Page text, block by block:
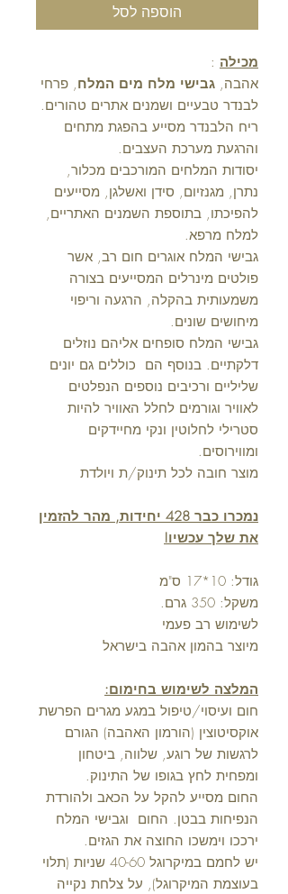
הוספה לסל
מכילה :
אהבה, גבישי מלח מים המלח, פרחי
לבנדר טבעיים ושמנים אתרים טהורים.
ריח הלבנדר מסייע בהפגת מתחים
והרגעת מערכת העצבים.
יסודות המלחים המורכבים מכלור,
נתרן, מגנזיום, סידן ואשלגן, מסייעים
להפיכתו, בתוספת השמנים האתריים,
למלח מרפא.
גבישי המלח אוגרים חום רב, אשר
פולטים מינרלים המסייעים בצורה
משמעותית בהקלה, הרגעה וריפוי
מיחושים שונים.
גבישי המלח סופחים אליהם נוזלים
דלקתיים. בנוסף הם כוללים גם יונים
שליליים ורכיבים נוספים הנפלטים
לאוויר וגורמים לחלל האוויר להיות
סטרילי לחלוטין ונקי מחיידקים
ומווירוסים.
מוצר חובה לכל תינוק/ת ויולדת
נמכרו כבר 428 יחידות, מהר להזמין
את שלך עכשיו!
גודל: 10*17 ס"מ
משקל: 350 גרם.
לשימוש רב פעמי
מיוצר בהמון אהבה בישראל
המלצה לשימוש בחימום:
חום ועיסוי/טיפול במגע מגרים הפרשת
אוקסיטוצין (הורמון האהבה) הגורם
לרגשות של רוגע, שלווה, ביטחון
ומפחית לחץ בגופו של התינוק.
החום מסייע להקל על הכאב ולהורדת
הנפיחות בבטן. החום וגבישי המלח
ירככו וימשכו החוצה את הגזים.
יש לחמם במיקרוגל 40-60 שניות (תלוי
בעוצמת המיקרוגל), על צלחת נקייה